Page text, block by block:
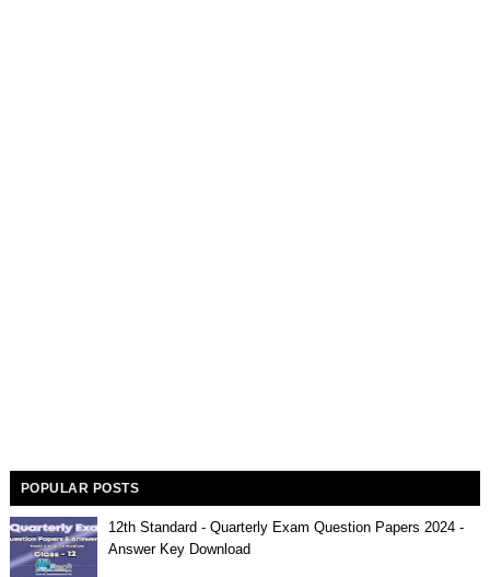
POPULAR POSTS
12th Standard - Quarterly Exam Question Papers 2024 -
Answer Key Download